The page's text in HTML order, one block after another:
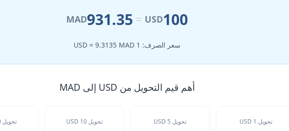
100
USD
=
931.35
MAD
سعر الصرف: 1 USD = 9.3135 MAD
أهم قيم التحويل من USD إلى MAD
تحويل 1 USD تحويل 5 USD تحويل 10 USD تحويل 20 USD